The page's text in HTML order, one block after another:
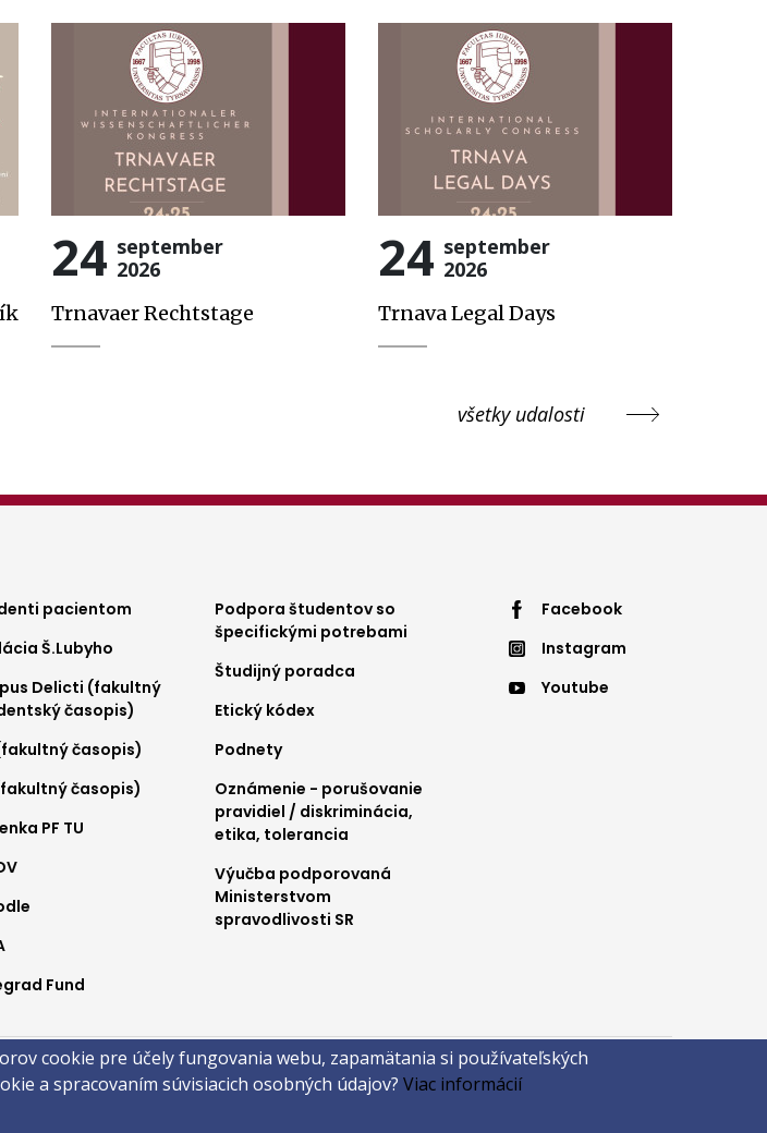
24 september
2026
Trnavaer Rechtstage
24 september
2026
Trnava Legal Days
všetky udalosti
pacientom
Š.Lubyho
Delicti (fakultný
časopis)
časopis)
časopis)
PF TU
Fund
Footer
menu
3
Podpora študentov so
špecifickými potrebami
Študijný poradca
Etický kódex
Podnety
Oznámenie - porušovanie
pravidiel / diskriminácia,
etika, tolerancia
Výučba podporovaná
Ministerstvom
spravodlivosti SR
Footer
menu
Facebook
Instagram
Youtube
Vyhlásenie o prístupnosti Cookies
cookie pre účely fungovania webu, zapamätania si používateľských
a spracovaním súvisiacich osobných údajov?Viac informácií